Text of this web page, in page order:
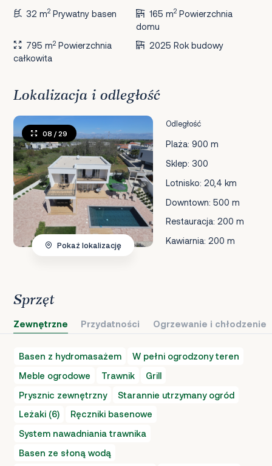
32 m2 Prywatny basen 165 m2Powierzchnia
domu
795 m2 Powierzchnia
całkowita
2025 Rok budowy
Lokalizacja i odległość
Odległość
Plaża: 900 m
Sklep: 300
Lotnisko: 20,4 km
Downtown: 500 m
Restauracja: 200 m
Kawiarnia: 200 m
08 / 29
Pokaż lokalizację
Sprzęt
Zewnętrzne Przydatności Ogrzewanie i chłodzenie
Basen z hydromasażem
W pełni ogrodzony teren
Meble ogrodowe
Trawnik
Grill
Prysznic zewnętrzny
Starannie utrzymany ogród
Leżaki (6)
Ręczniki basenowe
System nawadniania trawnika
Basen ze słoną wodą